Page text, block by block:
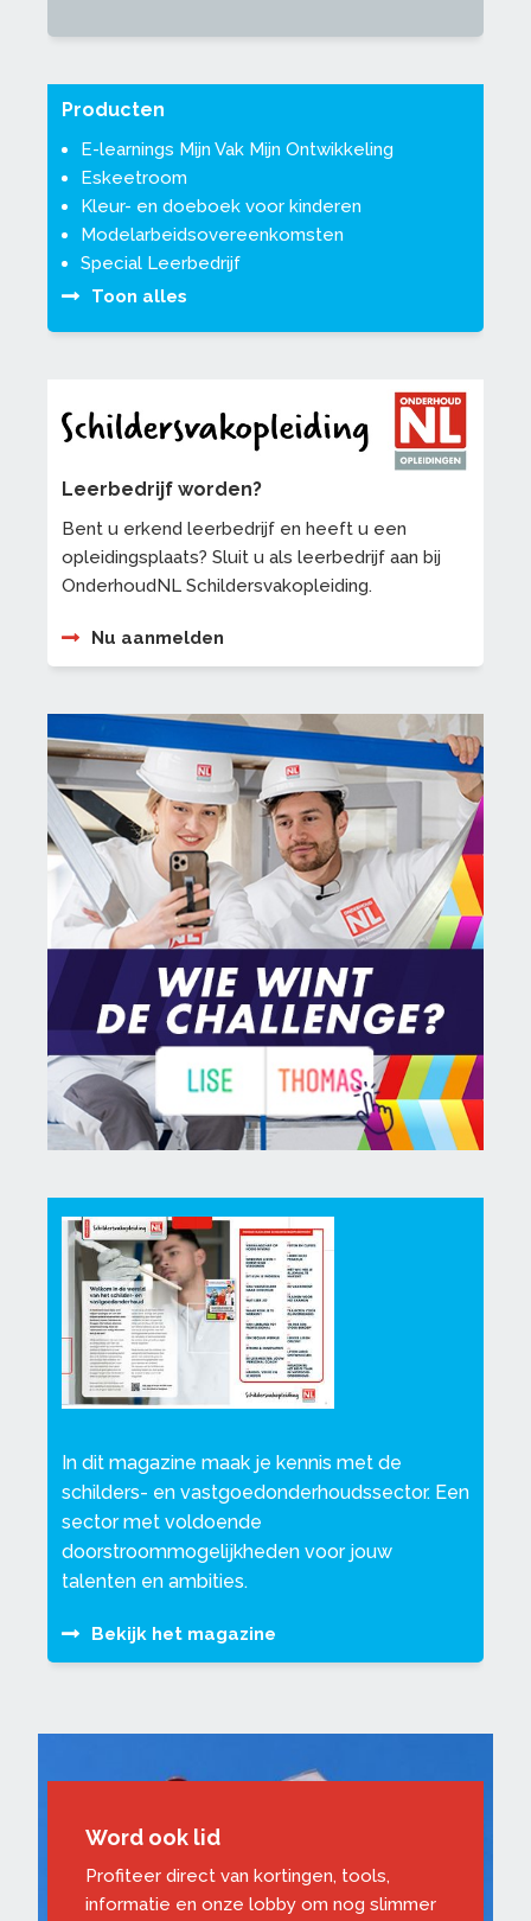
Producten
E-learnings Mijn Vak Mijn Ontwikkeling
Eskeetroom
Kleur- en doeboek voor kinderen
Modelarbeidsovereenkomsten
Special Leerbedrijf
Toon alles
Leerbedrijf worden?
Bent u erkend leerbedrijf en heeft u een
opleidingsplaats? Sluit u als leerbedrijf aan bij
OnderhoudNL Schildersvakopleiding.
Nu aanmelden
In dit magazine maak je kennis met de
schilders- en vastgoedonderhoudssector. Een
sector met voldoende
doorstroommogelijkheden voor jouw
talenten en ambities.
Bekijk het magazine
Word ook lid
Profiteer direct van kortingen, tools,
informatie en onze lobby om nog slimmer